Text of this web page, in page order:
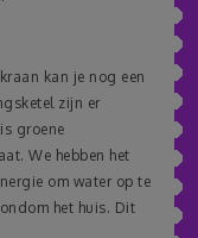
kan je nog een
zijn er
groene
We hebben het
om water op te
het huis. Dit